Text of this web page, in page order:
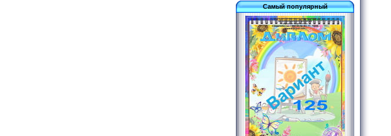
Самый популярный